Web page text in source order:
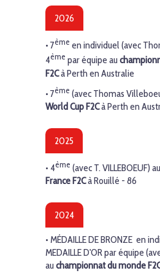
2026
• 7ème en individuel (avec
4ème par équipe au
F2Cà Perth en Australie
• 7ème (avec Thomas
World Cup F2Cà Perth en
2025
• 4ème (avec T. VILLEBOEUF) au
France F2Cà Rouillé - 86
2024
• MÉDAILLE DE BRONZE en
MEDAILLE D'OR par équipe
au championnat du monde